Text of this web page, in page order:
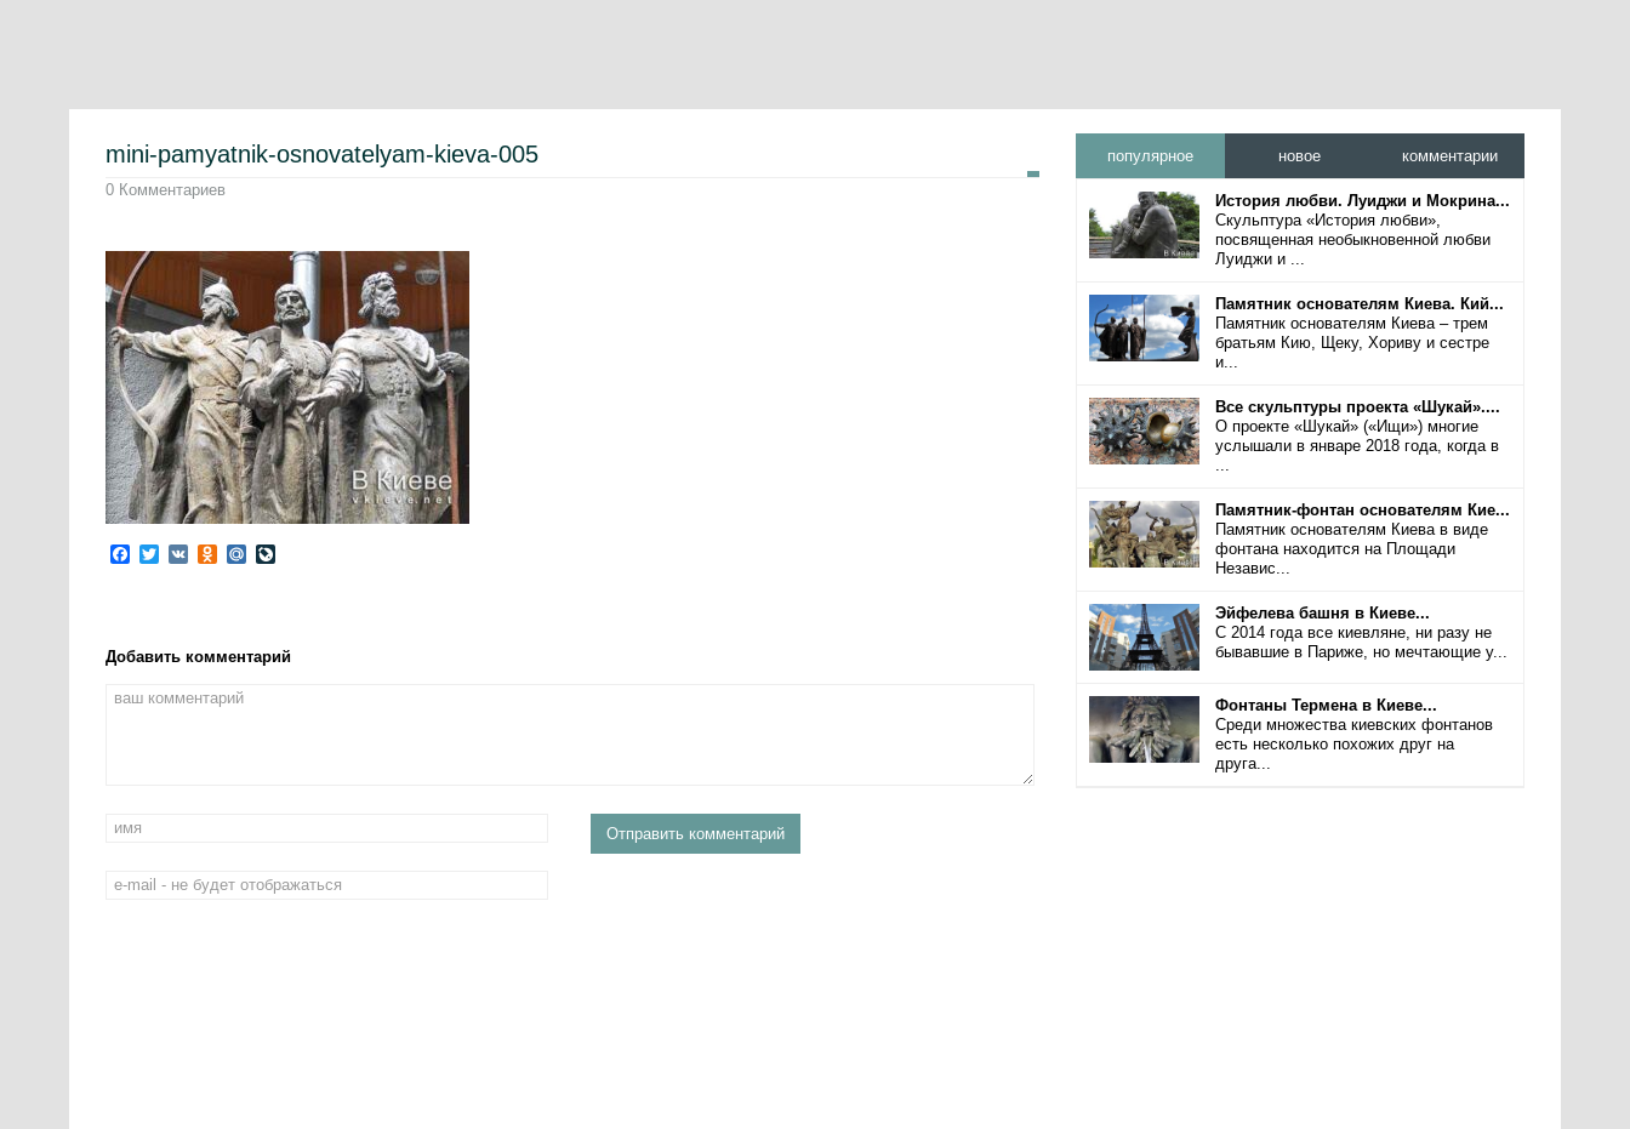
mini-pamyatnik-osnovatelyam-kieva-005
0 Комментариев
Facebook
Twitter
VK Odnoklassniki
Mail.Ru
Добавить комментарий
популярное новое комментарии
История любви. Луиджи и Мокрина...
Скульптура «История любви»,
посвященная необыкновенной любви
Луиджи и ...
Памятник основателям Киева. Кий...
Памятник основателям Киева – трем
братьям Кию, Щеку, Хориву и сестре
и...
Все скульптуры проекта «Шукай»....
О проекте «Шукай» («Ищи») многие
услышали в январе 2018 года, когда в
...
Памятник-фонтан основателям Кие...
Памятник основателям Киева в виде
фонтана находится на Площади
Независ...
Эйфелева башня в Киеве...
С 2014 года все киевляне, ни разу не
бывавшие в Париже, но мечтающие у...
Фонтаны Термена в Киеве...
Среди множества киевских фонтанов
есть несколько похожих друг на
друга...